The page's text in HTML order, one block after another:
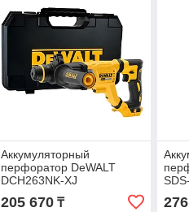
Аккумуляторный
перфоратор DeWALT
DCH263NK-XJ
205 670₸